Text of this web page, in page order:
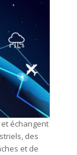
échangent
des
et de